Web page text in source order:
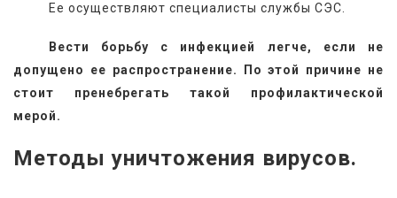
Ее осуществляют специалисты службы СЭС.
Вести борьбу с инфекцией легче, если не
допущено ее распространение. По этой причине не
стоит пренебрегать такой профилактической
мерой.
Методы уничтожения вирусов.